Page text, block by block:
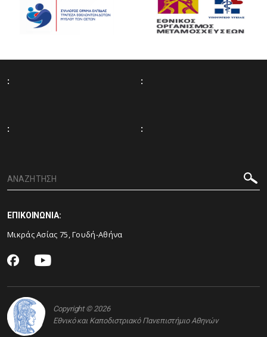
: :
: :
ΕΠΙΚΟΙΝΩΝΙΑ:
Μικράς Ασίας 75, Γουδή-Αθήνα
Copyright © 2026
Εθνικό και Καποδιστριακό Πανεπιστήμιο Αθηνών